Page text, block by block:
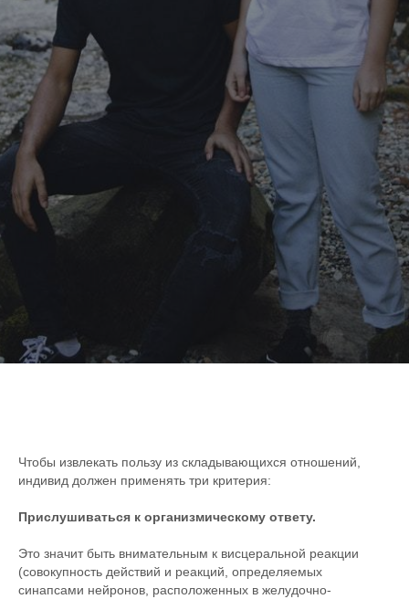
Чтобы извлекать пользу из складывающихся отношений,
индивид должен применять три критерия:
Прислушиваться к организмическому ответу.
Это значит быть внимательным к висцеральной реакции
(совокупность действий и реакций, определяемых
синапсами нейронов, расположенных в желудочно-